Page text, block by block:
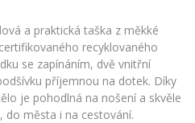
a praktická taška z měkké
recyklovaného
se zapínáním, dvě vnitřní
příjemnou na dotek. Díky
je pohodlná na nošení a skvěle
do města i na cestování.